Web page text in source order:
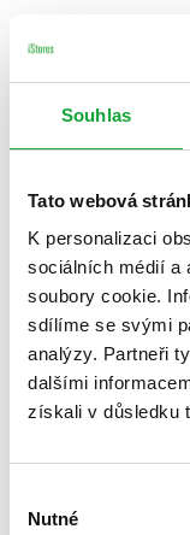
Souhlas
Tato webová
K personalizaci
sociálních médií a
soubory cookie.
sdílíme se svými
analýzy. Partneři
dalšími
získali v důsledku
souhlasu
Nutné